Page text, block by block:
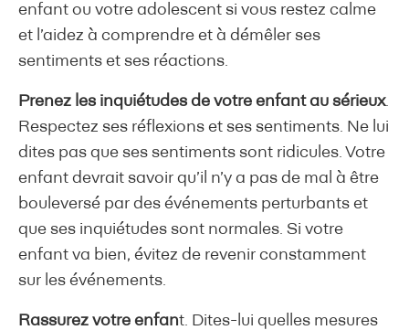
enfant ou votre adolescent si vous restez calme
et l’aidez à comprendre et à démêler ses
sentiments et ses réactions.
Prenez les inquiétudes de votre enfant au sérieux.
Respectez ses réflexions et ses sentiments. Ne lui
dites pas que ses sentiments sont ridicules. Votre
enfant devrait savoir qu’il n’y a pas de mal à être
bouleversé par des événements perturbants et
que ses inquiétudes sont normales. Si votre
enfant va bien, évitez de revenir constamment
sur les événements.
Rassurez votre enfant. Dites-lui quelles mesures